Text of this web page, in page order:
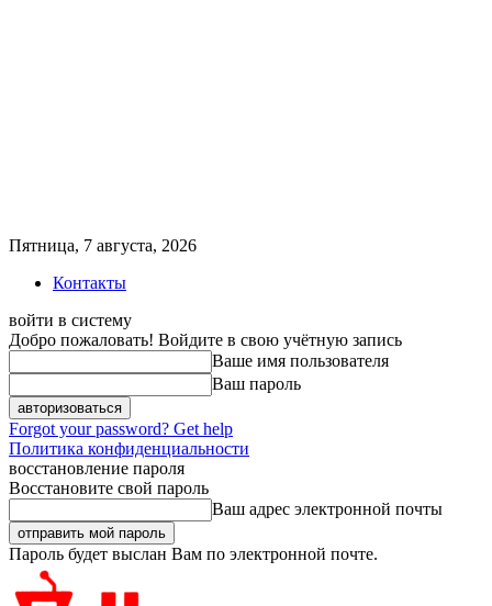
Пятница, 7 августа, 2026
Контакты
войти в систему
Добро пожаловать! Войдите в свою учётную запись
Ваше имя пользователя
Ваш пароль
Forgot your password? Get help
Политика конфиденциальности
восстановление пароля
Восстановите свой пароль
Ваш адрес электронной почты
Пароль будет выслан Вам по электронной почте.